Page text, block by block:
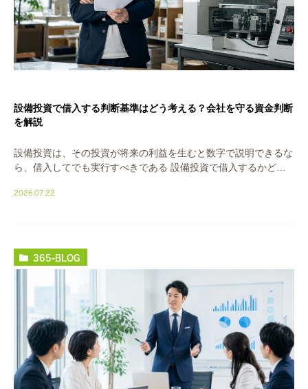
設備投資で借入する判断基準はどう考える？会社を守る資金判断
を解説
設備投資は、その投資が将来の利益を生むと数字で説明できるな
ら、借入してでも実行すべきである 設備投資で借入するかどう
です。借入そのものを怖がる必要はありません。怖 […]
2026.07.22
365-BLOG